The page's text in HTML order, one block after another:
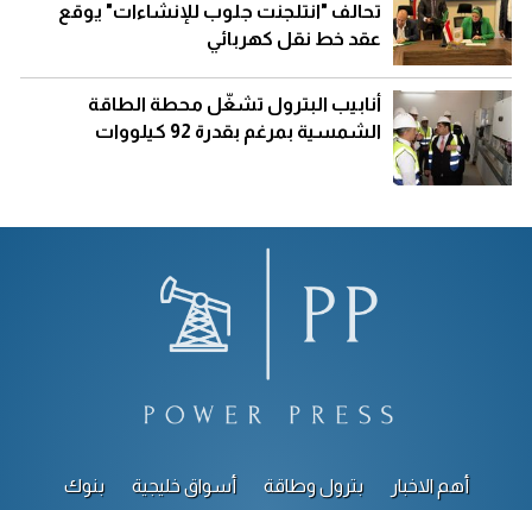
تحالف "انتلجنت جلوب للإنشاءات" يوقع
عقد خط نقل كهربائي
أنابيب البترول تشغّل محطة الطاقة
الشمسية بمرغم بقدرة 92 كيلووات
أهم الاخبار بترول وطاقة أسواق خليجية بنوك